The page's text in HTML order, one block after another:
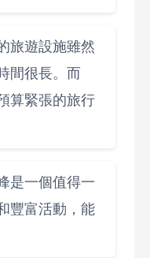
旅遊設施雖然
間很長。而
算緊張的旅行
是一個值得一
豐富活動，能